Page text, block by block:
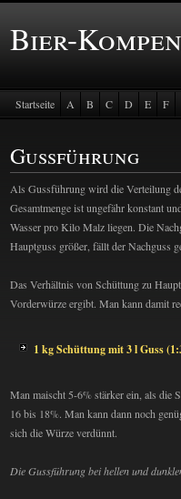
Bier-
Startseite A B C D E
F
Gussführung
Als Gussführung wird die Verteilung
Gesamtmenge ist ungefähr konstant
Wasser pro Kilo Malz liegen. Die
Hauptguss größer, fällt der Nachguss
Das Verhältnis von Schüttung zu
Vorderwürze ergibt. Man kann damit
1 kg Schüttung mit 3 l Guss
Man maischt 5-6% stärker ein, als die
16 bis 18%. Man kann dann noch
sich die Würze verdünnt.
Die Gussführung bei hellen und